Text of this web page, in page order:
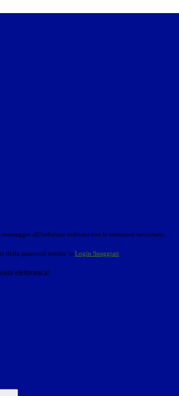
messaggio all'indirizzo indicato con le istruzioni necessarie.
della password tramite la Login Spaggiari
elettronica!